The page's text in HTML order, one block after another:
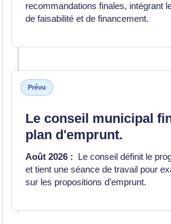
recommandations finales, intégrant
de faisabilité et de financement.
Prévu
Le conseil municipal
plan d'emprunt.
Août 2026 : Le conseil définit le
et tient une séance de travail pour
sur les propositions d’emprunt.